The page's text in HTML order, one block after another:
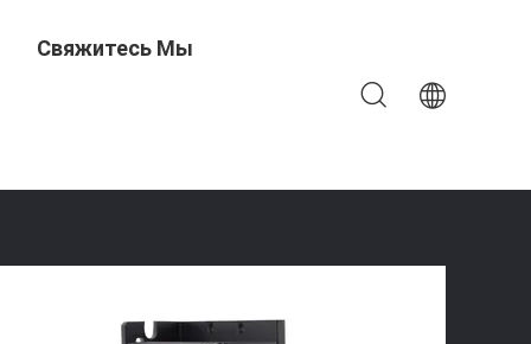
Свяжитесь Мы